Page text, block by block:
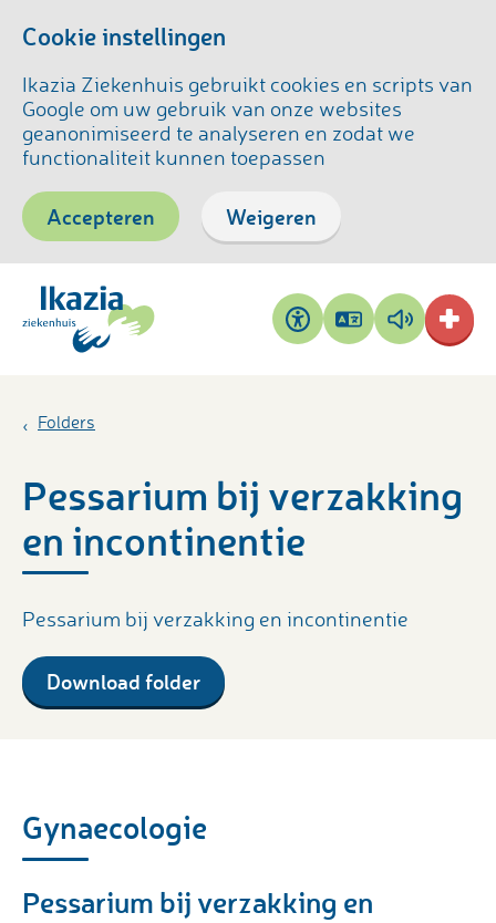
Cookie instellingen
Ikazia Ziekenhuis gebruikt cookies en scripts van
Google om uw gebruik van onze websites
geanonimiseerd te analyseren en zodat we
functionaliteit kunnen toepassen
Accepteren Weigeren
Toegankelijkheid
Pagina
vertalen
Pagina
voorlezen
Folders
Pessarium bij verzakking
en incontinentie
Pessarium bij verzakking en incontinentie
Download folder
Gynaecologie
Pessarium bij verzakking en